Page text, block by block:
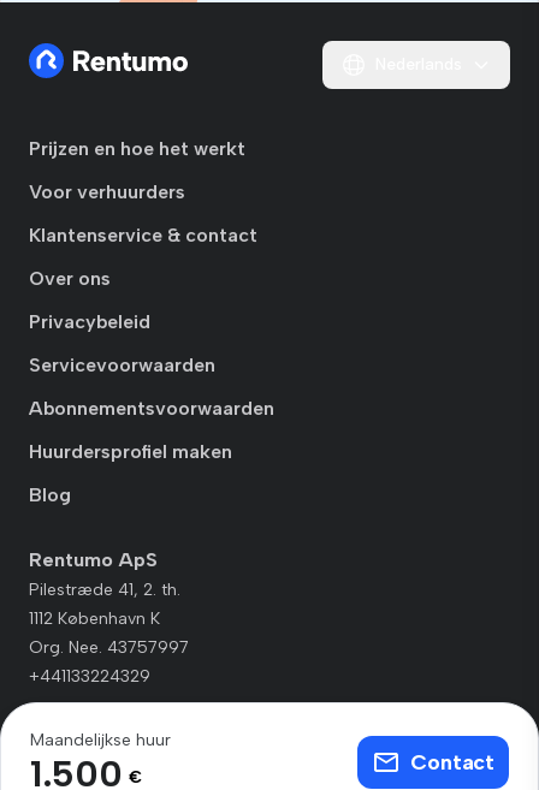
Maandelijkse huur
1.500 €
Contact
Prijzen en hoe het werkt
Voor verhuurders
Klantenservice & contact
Over ons
Privacybeleid
Servicevoorwaarden
Abonnementsvoorwaarden
Huurdersprofiel maken
Blog
Rentumo ApS
Pilestræde 41, 2. th.
1112 København K
Org. Nee. 43757997
+441133224329